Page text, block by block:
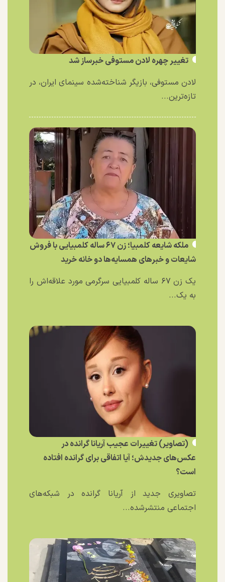
تغییر چهره لادن مستوفی خبرساز شد
لادن مستوفی، بازیگر شناخته‌شده سینمای ایران، در
تازه‌ترین...
ملکه شایعه کلمبیا؛ زن ۶۷ ساله کلمبیایی با فروش
شایعات و خبر‌های همسایه‌ها دو خانه خرید
یک زن ۶۷ ساله کلمبیایی سرگرمی مورد علاقه‌اش را
به یک...
(تصاویر) تغییرات عجیب آریانا گرانده در
عکس‌های جدیدش؛ آیا اتفاقی برای گرانده افتاده
است؟
تصاویری جدید از آریانا گرانده در شبکه‌های
اجتماعی منتشرشده...